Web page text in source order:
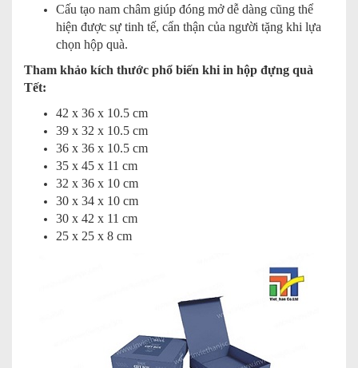
Cấu tạo nam châm giúp đóng mở dễ dàng cũng thể
hiện được sự tinh tế, cẩn thận của người tặng khi lựa
chọn hộp quà.
Tham khảo kích thước phổ biến khi in hộp đựng quà
Tết:
42 x 36 x 10.5 cm
39 x 32 x 10.5 cm
36 x 36 x 10.5 cm
35 x 45 x 11 cm
32 x 36 x 10 cm
30 x 34 x 10 cm
30 x 42 x 11 cm
25 x 25 x 8 cm